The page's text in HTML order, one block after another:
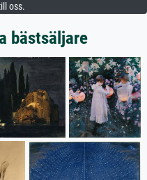
oss.
bästsäljare